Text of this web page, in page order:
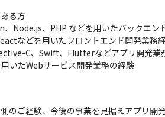
成り立つ組織
安定して働き続けるメンバーが多いのも特
リーダーや経営層とも直接意見を交わすこ
そ、経験者の意見が制度づくりや教育方
感を得られるフェーズです。
る方
Node.js、PHP などを用いたバックエン
などを用いたフロントエンド開発業務
C、Swift、Flutterなどアプリ開発業
いたWebサービス開発業務の経験
のご経験、今後の事業を見据えアプリ開